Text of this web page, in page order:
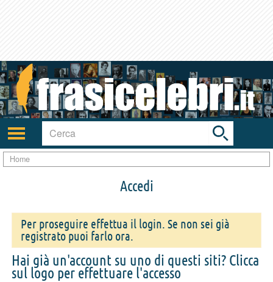
Attiva/disattiva
navigazione
Toggle
search
bar
Home
Accedi
Per proseguire effettua il login. Se non sei già
registrato puoi farlo ora.
Hai già un'account su uno di questi siti? Clicca
sul logo per effettuare l'accesso